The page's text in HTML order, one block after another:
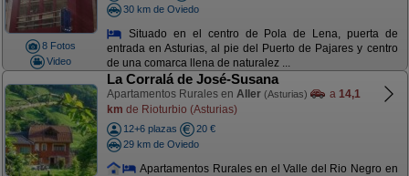
8 Fotos
Video
30 km de Oviedo
Situado en el centro de Pola de Lena, puerta de
entrada en Asturias, al pie del Puerto de Pajares y centro
de una comarca llena de naturalez ...
La Corralá de José-Susana
Apartamentos Rurales en Aller (Asturias) a 14,1
km de Rioturbio (Asturias)
12+6 plazas
20 €
29 km de Oviedo
Apartamentos Rurales en el Valle del Rio Negro en